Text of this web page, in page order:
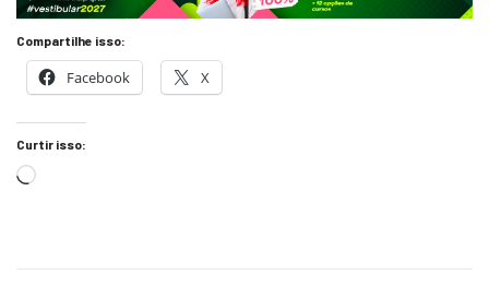
Compartilhe isso:
Facebook X
Curtir isso: